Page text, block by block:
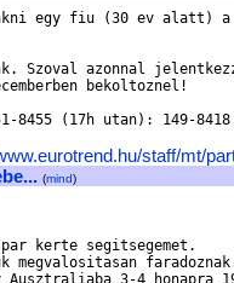
egy fiu (30 ev alatt) a
Szoval azonnal
bekoltoznel!
8455 (17h utan): 149-8418
staff/mt/
(mind)
kerte segitsegemet.
megvalositasan
3-4 honapra